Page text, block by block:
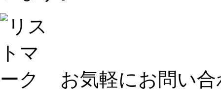
お気軽にお問い